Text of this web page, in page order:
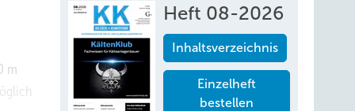
m
Heft 08-2026
Inhaltsverzeichnis
Einzelheft
bestellen